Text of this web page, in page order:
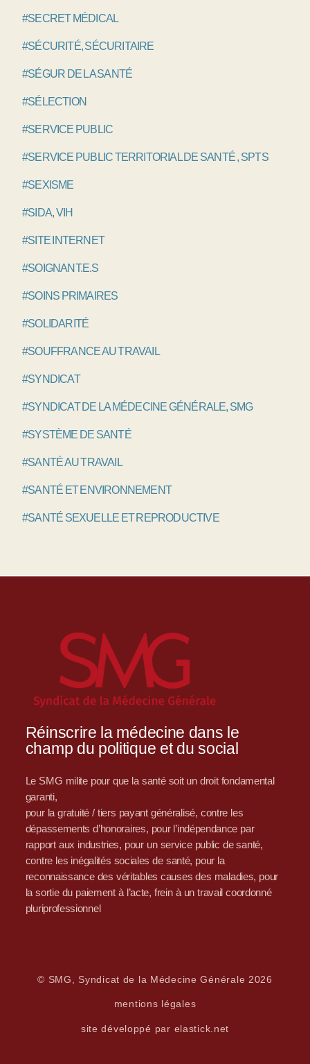
#SECRET MÉDICAL
#SÉCURITÉ, SÉCURITAIRE
#SÉGUR DE LA SANTÉ
#SÉLECTION
#SERVICE PUBLIC
#SERVICE PUBLIC TERRITORIAL DE SANTÉ , SPTS
#SEXISME
#SIDA, VIH
#SITE INTERNET
#SOIGNANT.E.S
#SOINS PRIMAIRES
#SOLIDARITÉ
#SOUFFRANCE AU TRAVAIL
#SYNDICAT
#SYNDICAT DE LA MÉDECINE GÉNÉRALE, SMG
#SYSTÈME DE SANTÉ
#SANTÉ AU TRAVAIL
#SANTÉ ET ENVIRONNEMENT
#SANTÉ SEXUELLE ET REPRODUCTIVE
Réinscrire la médecine dans le
champ du politique et du social
Le SMG milite pour que la santé soit un droit fondamental
garanti,
pour la gratuité / tiers payant généralisé, contre les
dépassements d’honoraires, pour l’indépendance par
rapport aux industries, pour un service public de santé,
contre les inégalités sociales de santé, pour la
reconnaissance des véritables causes des maladies, pour
la sortie du paiement à l’acte, frein à un travail coordonné
pluriprofessionnel
© SMG, Syndicat de la Médecine Générale 2026
mentions légales
site développé par elastick.net